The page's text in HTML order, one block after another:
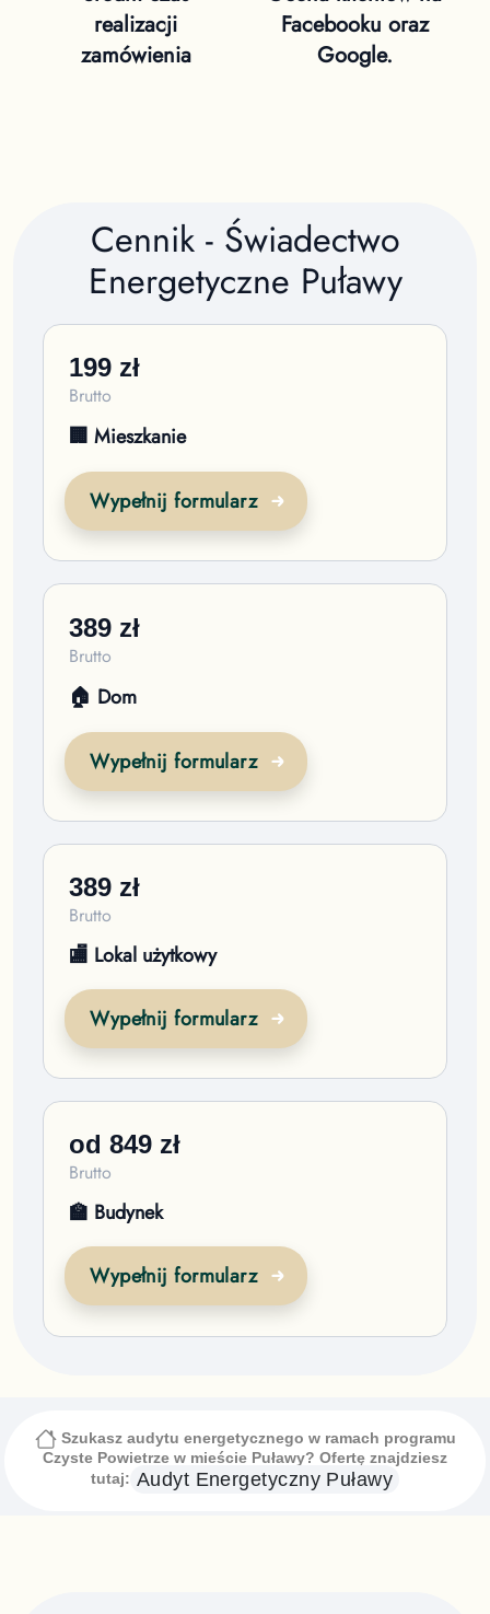
realizacji
zamówienia
Facebooku oraz
Google.
Cennik - Świadectwo
Energetyczne Puławy
199 zł
Brutto
🏢 Mieszkanie
Wypełnij formularz
389 zł
Brutto
🏠 Dom
Wypełnij formularz
389 zł
Brutto
🏬 Lokal użytkowy
Wypełnij formularz
od849 zł
Brutto
🏫 Budynek
Wypełnij formularz
Szukasz audytu energetycznego w ramach programu
Czyste Powietrze w mieście Puławy? Ofertę znajdziesz
tutaj: Audyt Energetyczny Puławy